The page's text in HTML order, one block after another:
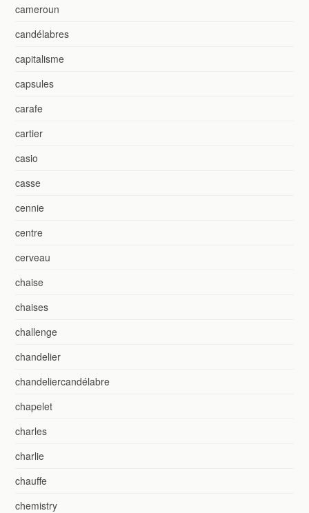
cameroun
candélabres
capitalisme
capsules
carafe
cartier
casio
casse
cennie
centre
cerveau
chaise
chaises
challenge
chandelier
chandeliercandélabre
chapelet
charles
charlie
chauffe
chemistry